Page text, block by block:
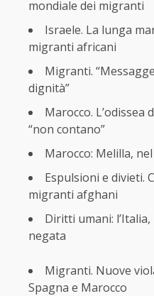
mondiale dei migranti
Israele. La lunga
migranti africani
Migranti.
dignità”
Marocco.
“non contano”
Marocco: Melilla,
Espulsioni e divieti.
migranti afghani
Diritti umani:
negata
Migranti. Nuove
Spagna e Marocco